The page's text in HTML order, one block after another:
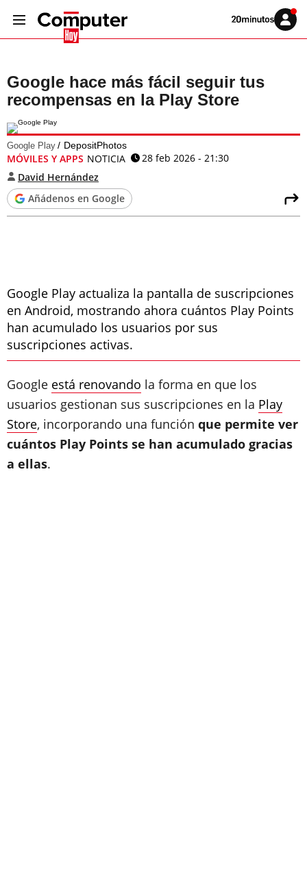
Volver
Iniciar
sesión
Google hace más fácil seguir tus
recompensas en la Play Store
Google Play DepositPhotos
MÓVILES Y APPS NOTICIA
28 feb 2026 - 21:30
David Hernández
Añádenos en Google
Google Play actualiza la pantalla de suscripciones
en Android, mostrando ahora cuántos Play Points
han acumulado los usuarios por sus
suscripciones activas.
Google está renovando la forma en que los
usuarios gestionan sus suscripciones en la Play
Store, incorporando una función que permite ver
cuántos Play Points se han acumulado gracias
a ellas.